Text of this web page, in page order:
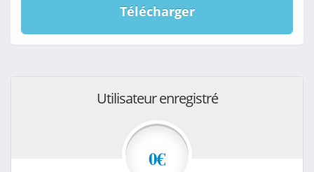
Télécharger
Utilisateur enregistré
0€